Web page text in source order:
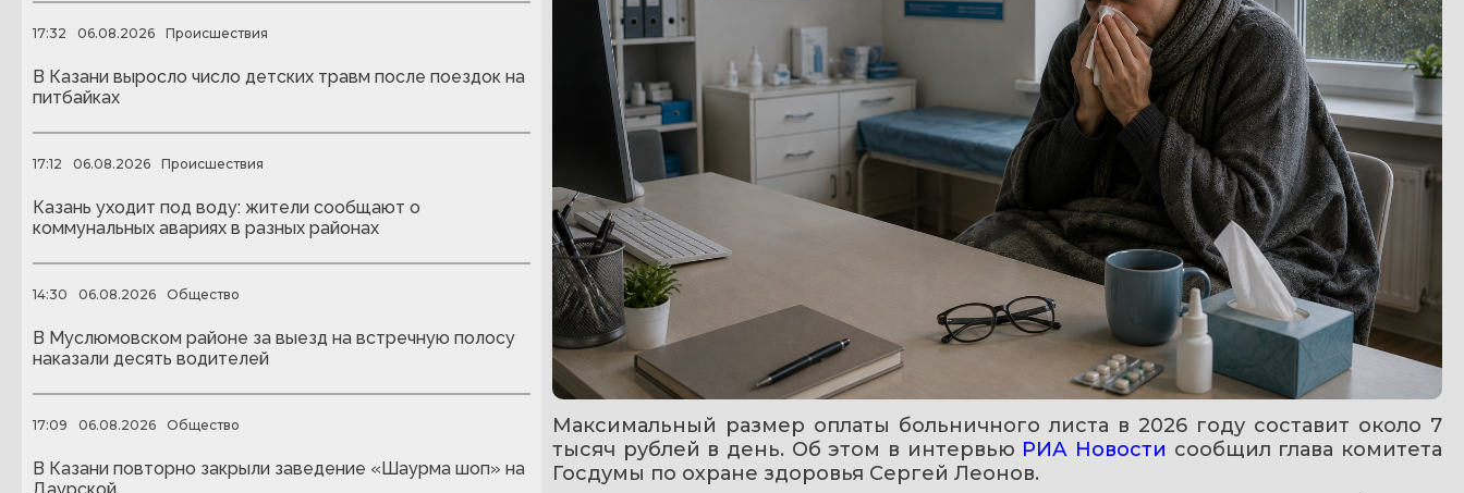
17:32 06.08.2026 Происшествия
В Казани выросло число детских травм после поездок на
питбайках
17:12 06.08.2026 Происшествия
Казань уходит под воду: жители сообщают о
коммунальных авариях в разных районах
14:30 06.08.2026 Общество
В Муслюмовском районе за выезд на встречную полосу
наказали десять водителей
17:09 06.08.2026 Общество
В Казани повторно закрыли заведение «Шаурма шоп» на
Даурской.
Максимальный размер оплаты больничного листа в 2026 году составит около 7
тысяч рублей в день. Об этом в интервью РИА Новости сообщил глава комитета
Госдумы по охране здоровья Сергей Леонов.